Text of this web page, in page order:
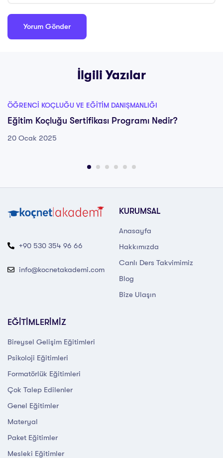
İlgili Yazılar
ÖĞRENCI KOÇLUĞU VE EĞITIM DANIŞMANLIĞI
Eğitim Koçluğu Sertifikası Programı Nedir?
20 Ocak 2025
+90 530 354 96 66
info@kocnetakademi.com
KURUMSAL
Anasayfa
Hakkımızda
Canlı Ders Takvimimiz
Blog
Bize Ulaşın
EĞİTİMLERİMİZ
Bireysel Gelişim Eğitimleri
Psikoloji Eğitimleri
Formatörlük Eğitimleri
Çok Talep Edilenler
Genel Eğitimler
Materyal
Paket Eğitimler
Mesleki Eğitimler